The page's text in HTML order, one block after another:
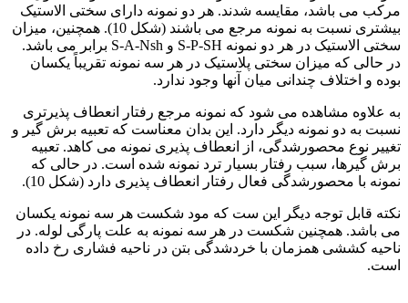
مرکب می باشد، مقایسه شدند. هر دو نمونه دارای سختی الاستیک
بیشتری نسبت به نمونه مرجع می باشند (شکل 10). همچنین، میزان
سختی الاستیک در هر دو نمونه S-P-SH و S-A-Nsh برابر می باشد.
در حالی که میزان سختی پلاستیک در هر سه نمونه تقریباً یکسان
بوده و اختلاف چندانی میان آنها وجود ندارد.
به علاوه مشاهده می شود که نمونه مرجع رفتار انعطاف پذیرتری
نسبت به دو نمونه دیگر دارد. این بدان معناست که تعبیه برش گیر و
تغییر نوع محصورشدگی، از انعطاف پذیری نمونه می کاهد. تعبیه
برش گیرها، سبب رفتار بسیار ترد نمونه شده است. در حالی که
نمونه با محصورشدگی فعال رفتار انعطاف پذیری دارد (شکل 10).
نکته قابل توجه دیگر این ست که مود شکست هر سه نمونه یکسان
می باشد. همچنین شکست در هر سه نمونه به علت پارگی لوله. در
ناحیه کششی همزمان با خردشدگی بتن در ناحیه فشاری رخ داده
است.